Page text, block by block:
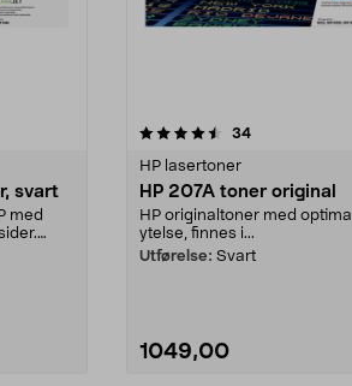
svart
med
34anmeldelser
HP lasertoner
HP 207A toner original
HP originaltoner med optimal
ytelse, finnes i...
Utførelse: Svart
1049,00
5.0 av 5 stjerner